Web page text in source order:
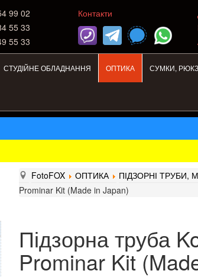
99 02
55 33
55 33
Контакти
СТУДІЙНЕ ОБЛАДНАННЯ ОПТИКА СУМКИ,
FotoFOX ОПТИКА ПІДЗОРНІ ТРУБИ,
Prominar Kit (Made in Japan)
Підзорна труба
Prominar Kit